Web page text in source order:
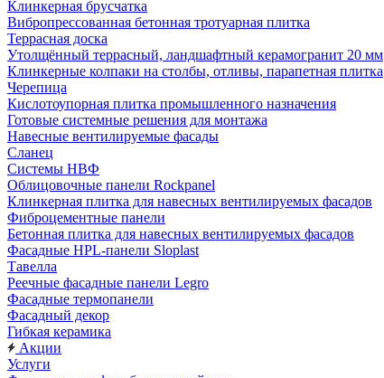
Клинкерная брусчатка
Вибропрессованная бетонная тротуарная плитка
Террасная доска
Утолщённый террасный, ландшафтный керамогранит 20 мм
Клинкерные колпаки на столбы, отливы, парапетная плитка
Черепица
Кислотоупорная плитка промышленного назначения
Готовые системные решения для монтажа
Навесные вентилируемые фасады
Сланец
Системы НВФ
Облицовочные панели Rockpanel
Клинкерная плитка для навесных вентилируемых фасадов
Фиброцементные панели
Бетонная плитка для навесных вентилируемых фасадов
Фасадные HPL-панели Sloplast
Тавелла
Реечные фасадные панели Legro
Фасадные термопанели
Фасадный декор
Гибкая керамика
Акции
Услуги